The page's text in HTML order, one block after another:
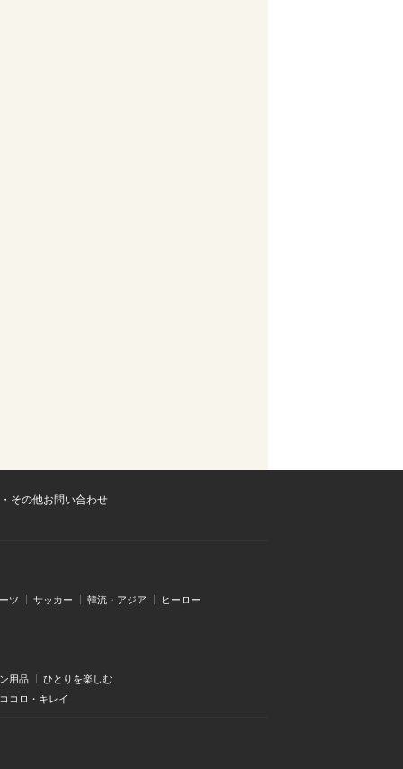
その他お問い合わせ
ツ サッカー 韓流・アジア ヒーロー
用品
ひとりを楽しむ
コロ・キレイ